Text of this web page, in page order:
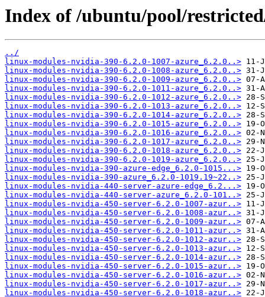
Index of /ubuntu/pool/
../
linux-modules-nvidia-390-6.2.0-1007-azure_6.2.0..>
linux-modules-nvidia-390-6.2.0-1008-azure_6.2.0..>
linux-modules-nvidia-390-6.2.0-1009-azure_6.2.0..>
linux-modules-nvidia-390-6.2.0-1011-azure_6.2.0..>
linux-modules-nvidia-390-6.2.0-1012-azure_6.2.0..>
linux-modules-nvidia-390-6.2.0-1013-azure_6.2.0..>
linux-modules-nvidia-390-6.2.0-1014-azure_6.2.0..>
linux-modules-nvidia-390-6.2.0-1015-azure_6.2.0..>
linux-modules-nvidia-390-6.2.0-1016-azure_6.2.0..>
linux-modules-nvidia-390-6.2.0-1017-azure_6.2.0..>
linux-modules-nvidia-390-6.2.0-1018-azure_6.2.0..>
linux-modules-nvidia-390-6.2.0-1019-azure_6.2.0..>
linux-modules-nvidia-390-azure-edge_6.2.0-1015...>
linux-modules-nvidia-390-azure_6.2.0-1019.19~22..>
linux-modules-nvidia-440-server-azure-edge_6.2...>
linux-modules-nvidia-440-server-azure_6.2.0-101..>
linux-modules-nvidia-450-server-6.2.0-1007-azur..>
linux-modules-nvidia-450-server-6.2.0-1008-azur..>
linux-modules-nvidia-450-server-6.2.0-1009-azur..>
linux-modules-nvidia-450-server-6.2.0-1011-azur..>
linux-modules-nvidia-450-server-6.2.0-1012-azur..>
linux-modules-nvidia-450-server-6.2.0-1013-azur..>
linux-modules-nvidia-450-server-6.2.0-1014-azur..>
linux-modules-nvidia-450-server-6.2.0-1015-azur..>
linux-modules-nvidia-450-server-6.2.0-1016-azur..>
linux-modules-nvidia-450-server-6.2.0-1017-azur..>
linux-modules-nvidia-450-server-6.2.0-1018-azur..>